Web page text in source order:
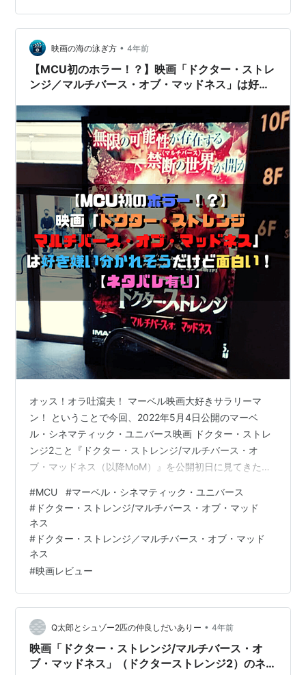
アダムス／クリスティーン・パーマー あらすじ マルチバ
映画の海の泳ぎ方 • 4年前
【MCU初のホラー！？】映画「ドクター・ストレ
ンジ／マルチバース・オブ・マッドネス」は好き
オッス！オラ吐瀉夫！ マーベル映画大好きサラリーマ
ン！ ということで今回、2022年5月4日公開のマーベ
ル・シネマティック・ユニバース映画 ドクター・ストレ
ンジ2こと『ドクター・ストレンジ/マルチバース・オ
ブ・マッドネス（以降MoM）』を公開初日に見てきたの
らすじ キャスト・制作陣・吹替声優 感想・評価・考察
（ネタバレ有り） 上映時間は？エンドロールのあとに何
かある？ ドクター・ストレンジ2あらすじ
www.youtube.com ある禁断の呪文を使い、マルチバー
スへと接続してしまってから5ヶ月後のある夜。ドクタ
#MCU #マーベル・シネマティック・ユニバース
# ドクター・ストレンジ/マルチバース・オブ・マッド
ネス
# ドクター・ストレンジ／マルチバース・オブ・マッド
ネス
#映画レビュー
Q太郎とシュゾー2匹の仲良しだいありー • 4年前
映画「ドクター・ストレンジ/マルチバース・オ
ブ・マッドネス」（ドクターストレンジ2）のネ